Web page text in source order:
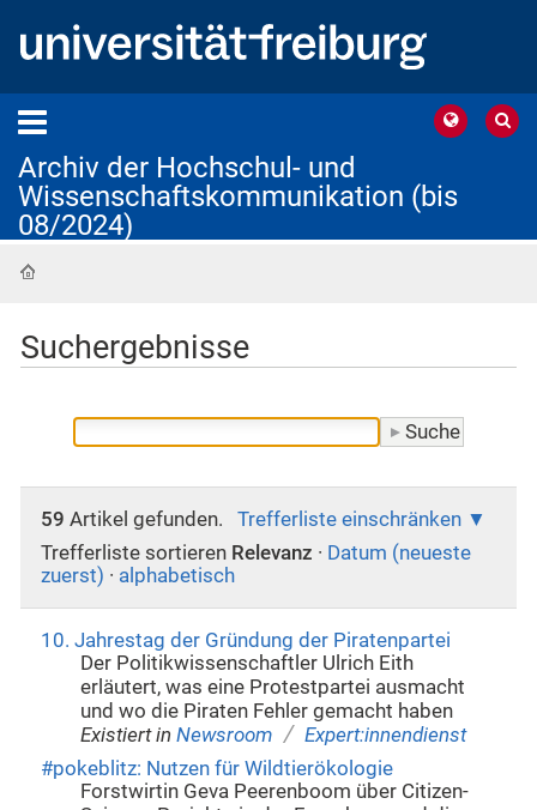
Archiv der Hochschul- und
Wissenschaftskommunikation (bis
08/2024)
Suchergebnisse
59 Artikel gefunden.
Trefferliste einschränken
Trefferliste sortieren Relevanz · Datum (neueste
zuerst) · alphabetisch
10. Jahrestag der Gründung der Piratenpartei
Der Politikwissenschaftler Ulrich Eith
erläutert, was eine Protestpartei ausmacht
und wo die Piraten Fehler gemacht haben
Existiert in Newsroom / Expert:innendienst
#pokeblitz: Nutzen für Wildtierökologie
Forstwirtin Geva Peerenboom über Citizen-